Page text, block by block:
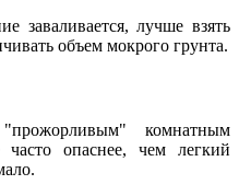
заваливается, лучше взять
объем мокрого грунта.
комнатным
опаснее, чем легкий